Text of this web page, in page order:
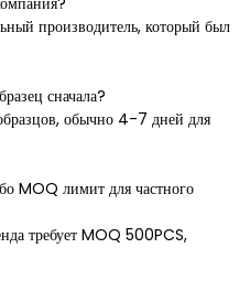
производитель, который был
сначала?
обычно 4-7 дней для
MOQ лимит для частного
требует MOQ 500PCS,